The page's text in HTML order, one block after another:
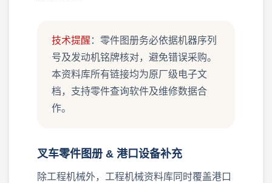
技术提醒 ：零件图册务必依据机器序列
号及发动机铭牌核对，避免错误采购。
本资料库所有链接均为原厂级电子文
档，支持零件查询软件及维修数据合
作。
叉车零件图册 & 港口设备补充
除工程机械外，工程机械资料库同时覆盖港口